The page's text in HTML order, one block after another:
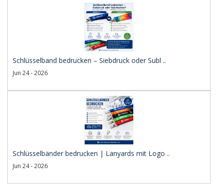
Schlüsselband bedrucken – Siebdruck oder Subl ..
Jun 24 - 2026
Schlüsselbänder bedrucken | Lanyards mit Logo ..
Jun 24 - 2026